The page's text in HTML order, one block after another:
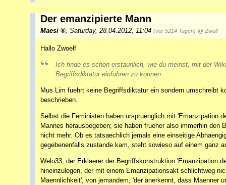
Der emanzipierte Mann
Maesi Saturday, 28.04.2012, 11:04 (vor 5214 Tagen) @ Zwölf
Hallo Zwoelf
Ich finde es schon erstaunlich, wie du meinst, mit der
Begriffsdiktatur einführen zu können.
Mus Lim fuehrt keine Begriffsdiktatur ein sondern umschreibt
beschrieben.
Selbst die Feministen haben urspruenglich mit 'Emanzipation
Mannes herausbegeben; sie haben frueher also immerhin
nicht mehr. Ob es tatsaechlich jemals eine einseitige
gegebenenfalls zustande kam, steht sowieso auf einem ganz
Welo33, der Erklaerer der Begriffskonstruktion 'Emanzipation
hineinzulegen, der mit einem Emanzipationsakt schlichtweg
Maennlichkeit', von jemandem, 'der anerkennt, dass Maenner